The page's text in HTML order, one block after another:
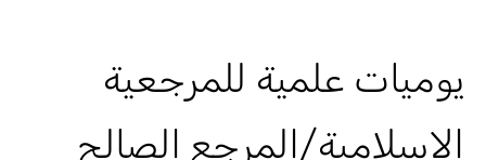
يوميات علمية للمرجعية
الإسلامية/المرجع الصالح